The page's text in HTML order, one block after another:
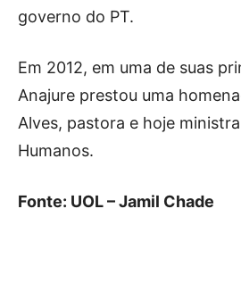
governo do PT.
Em 2012, em uma de suas
Anajure prestou uma
Alves, pastora e hoje
Humanos.
Fonte: UOL – Jamil Chade